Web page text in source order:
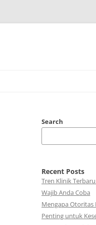
Search
Recent Posts
Tren Klinik
Wajib Anda Coba
Mengapa Otoritas
Penting untuk